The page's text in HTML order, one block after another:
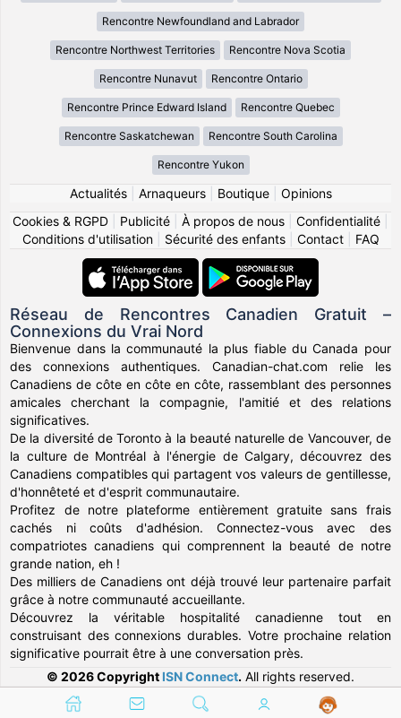
Rencontre Newfoundland and Labrador
Rencontre Northwest Territories Rencontre Nova Scotia
Rencontre Nunavut Rencontre Ontario
Rencontre Prince Edward Island Rencontre Quebec
Rencontre Saskatchewan Rencontre South Carolina
Rencontre Yukon
Actualités| Arnaqueurs| Boutique| Opinions
Cookies & RGPD
Publicité À propos de nous Confidentialité
Conditions d'utilisation| Sécurité des enfants| Contact| FAQ
Réseau de Rencontres Canadien Gratuit –
Connexions du Vrai Nord
Bienvenue dans la communauté la plus fiable du Canada pour
des connexions authentiques. Canadian-chat.com relie les
Canadiens de côte en côte en côte, rassemblant des personnes
amicales cherchant la compagnie, l'amitié et des relations
significatives.
De la diversité de Toronto à la beauté naturelle de Vancouver, de
la culture de Montréal à l'énergie de Calgary, découvrez des
Canadiens compatibles qui partagent vos valeurs de gentillesse,
d'honnêteté et d'esprit communautaire.
Profitez de notre plateforme entièrement gratuite sans frais
cachés ni coûts d'adhésion. Connectez-vous avec des
compatriotes canadiens qui comprennent la beauté de notre
grande nation, eh !
Des milliers de Canadiens ont déjà trouvé leur partenaire parfait
grâce à notre communauté accueillante.
Découvrez la véritable hospitalité canadienne tout en
construisant des connexions durables. Votre prochaine relation
significative pourrait être à une conversation près.
© 2026 Copyright ISN Connect. All rights reserved.